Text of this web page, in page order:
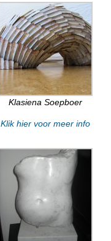
Klasiena Soepboer
Klik hier voor meer info